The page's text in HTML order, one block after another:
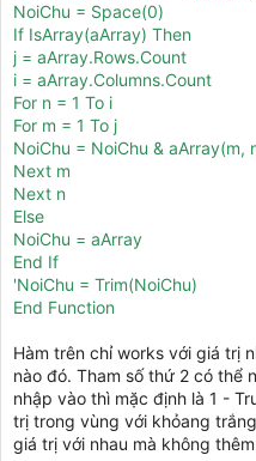
NoiChu = Space(0)
If IsArray(aArray) Then
j = aArray.Rows.Count
i = aArray.Columns.Count
For n = 1 To i
For m = 1 To j
NoiChu = NoiChu & aArray(m,
Next m
Next n
Else
NoiChu = aArray
End If
'NoiChu = Trim(NoiChu)
End Function
Hàm trên chỉ works với giá trị
nào đó. Tham số thứ 2 có thể
nhập vào thì mặc định là 1 -
trị trong vùng với khỏang
giá trị với nhau mà không